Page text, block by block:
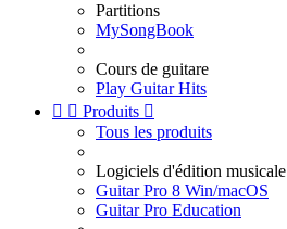
Partitions
MySongBook
Cours de guitare
Play Guitar Hits
  Produits 
Tous les produits
Logiciels d'édition musicale
Guitar Pro 8 Win/macOS
Guitar Pro Education